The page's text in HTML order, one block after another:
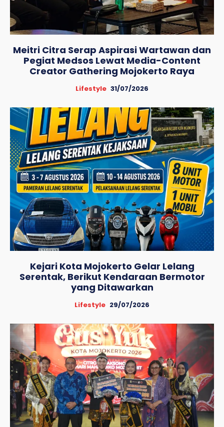
Meitri Citra Serap Aspirasi Wartawan dan
Pegiat Medsos Lewat Media-Content
Creator Gathering Mojokerto Raya
Lifestyle 31/07/2026
Kejari Kota Mojokerto Gelar Lelang
Serentak, Berikut Kendaraan Bermotor
yang Ditawarkan
Lifestyle 29/07/2026